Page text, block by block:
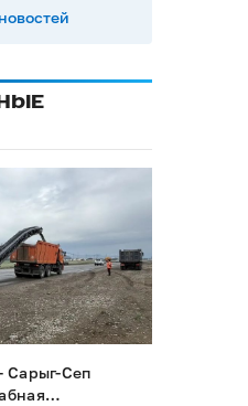
Сарыг-Сеп